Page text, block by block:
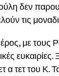
δεν
τις
με
α τετ του Κ.